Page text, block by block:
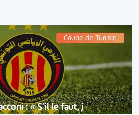
Coupe de Tunisie
: « S’il le faut, j